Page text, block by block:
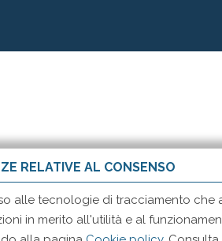
RELATIVE AL CONSENSO
alle tecnologie di tracciamento
in merito all'utilità e al